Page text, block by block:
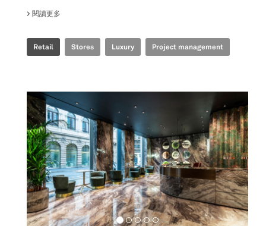
閱讀更多
Retail Stores Luxury Project management